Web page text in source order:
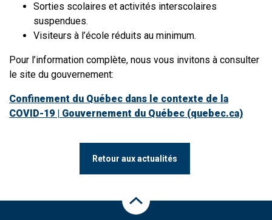
Sorties scolaires et activités interscolaires
suspendues.
Visiteurs à l’école réduits au minimum.
Pour l’information complète, nous vous invitons à consulter
le site du gouvernement:
Confinement du Québec dans le contexte de la
COVID-19 | Gouvernement du Québec (quebec.ca)
Retour aux actualités